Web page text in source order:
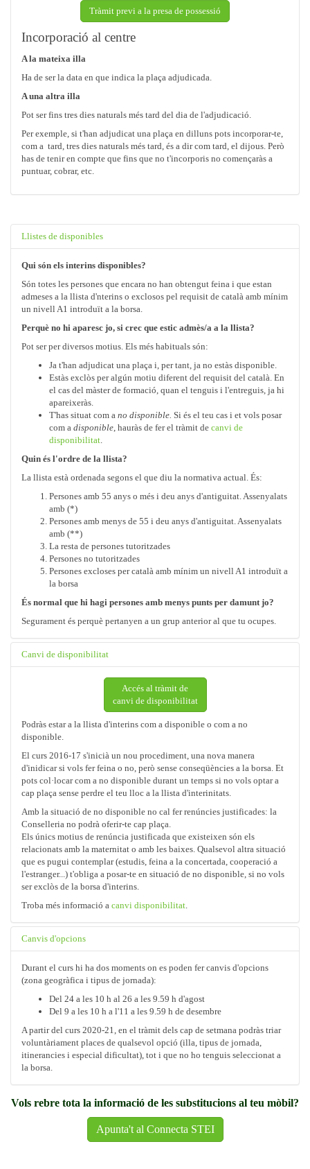
Tràmit previ a la presa de possessió
Incorporació al centre
A la mateixa illa
Ha de ser la data en que indica la plaça adjudicada.
A una altra illa
Pot ser fins tres dies naturals més tard del dia de l'adjudicació.
Per exemple, si t'han adjudicat una plaça en dilluns pots incorporar-te,
com a tard, tres dies naturals més tard, és a dir com tard, el dijous. Però
has de tenir en compte que fins que no t'incorporis no començaràs a
puntuar, cobrar, etc.
Llistes de disponibles
Qui són els interins disponibles?
Són totes les persones que encara no han obtengut feina i que estan
admeses a la llista d'nterins o exclosos pel requisit de català amb mínim
un nivell A1 introduït a la borsa.
Perquè no hi aparesc jo, si crec que estic admès/a a la llista?
Pot ser per diversos motius. Els més habituals són:
Ja t'han adjudicat una plaça i, per tant, ja no estàs disponible.
Estàs exclòs per algún motiu diferent del requisit del català. En
el cas del màster de formació, quan el tenguis i l'entreguis, ja hi
apareixeràs.
T'has situat com a no disponible. Si és el teu cas i et vols posar
com a disponible, hauràs de fer el tràmit de canvi de
disponibilitat.
Quin és l'ordre de la llista?
La llista està ordenada segons el que diu la normativa actual. És:
Persones amb 55 anys o més i deu anys d'antiguitat. Assenyalats
amb (*)
Persones amb menys de 55 i deu anys d'antiguitat. Assenyalats
amb (**)
La resta de persones tutoritzades
Persones no tutoritzades
Persones excloses per català amb mínim un nivell A1 introduït a
la borsa
És normal que hi hagi persones amb menys punts per damunt jo?
Segurament és perquè pertanyen a un grup anterior al que tu ocupes.
Canvi de disponibilitat
Accés al tràmit de
canvi de disponibilitat
Podràs estar a la llista d'interins com a disponible o com a no
disponible.
El curs 2016-17 s'inicià un nou procediment, una nova manera
d'inidicar si vols fer feina o no, però sense conseqüències a la borsa. Et
pots col·locar com a no disponible durant un temps si no vols optar a
cap plaça sense perdre el teu lloc a la llista d'interinitats.
Amb la situació de no disponible no cal fer renúncies justificades: la
Conselleria no podrà oferir-te cap plaça.
Els únics motius de renúncia justificada que existeixen són els
relacionats amb la maternitat o amb les baixes. Qualsevol altra situació
que es pugui contemplar (estudis, feina a la concertada, cooperació a
l'estranger...) t'obliga a posar-te en situació de no disponible, si no vols
ser exclòs de la borsa d'interins.
Troba més informació a canvi disponibilitat.
Canvis d'opcions
Durant el curs hi ha dos moments on es poden fer canvis d'opcions
(zona geogràfica i tipus de jornada):
Del 24 a les 10 h al 26 a les 9.59 h d'agost
Del 9 a les 10 h a l'11 a les 9.59 h de desembre
A partir del curs 2020-21, en el tràmit dels cap de setmana podràs triar
voluntàriament places de qualsevol opció (illa, tipus de jornada,
itinerancies i especial dificultat), tot i que no ho tenguis seleccionat a
la borsa.
Vols rebre tota la informació de les substitucions al teu mòbil?
Apunta't al Connecta STEI